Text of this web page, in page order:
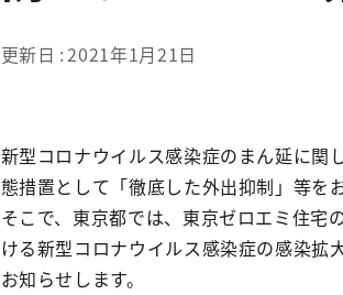
更新日 2021年1月21日
新型コロナウイルス感染症のまん延に関
態措置として「徹底した外出抑制」等を
そこで、東京都では、東京ゼロエミ住宅
ける新型コロナウイルス感染症の感染拡
お知らせします。